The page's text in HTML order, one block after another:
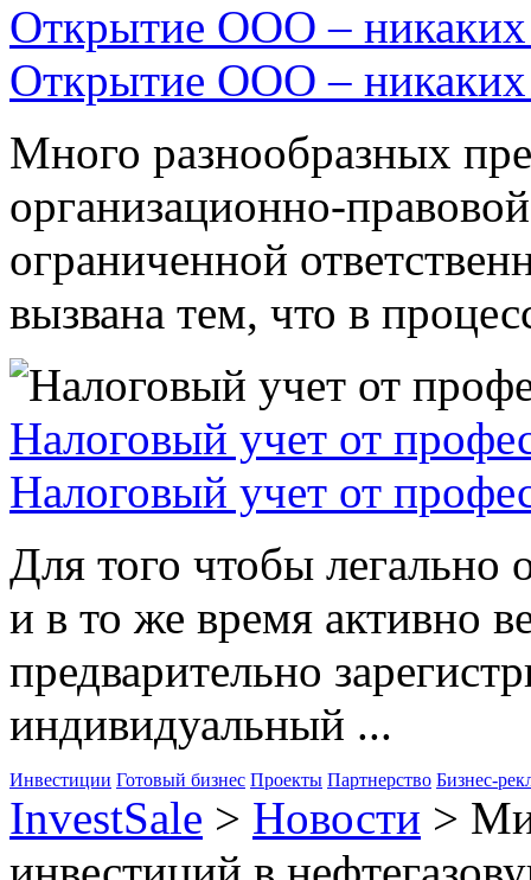
Открытие ООО – никаких
Открытие ООО – никаких
Много разнообразных
организационно-
ограниченной
вызвана тем, что в
Налоговый учет от
Налоговый учет от
Для того чтобы легально
и в то же время активно
предварительно
индивидуальный ...
Инвестиции Готовый бизнес Проекты Партнерство Бизнес-
InvestSale > Новости >